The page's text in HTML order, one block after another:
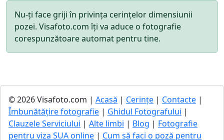
Nu-ți face griji în privința cerințelor dimensiunii
pozei. Visafoto.com îți va aduce o fotografie
corespunzătoare automat pentru tine.
© 2026 Visafoto.com | Acasă | Cerințe | Contacte |
Îmbunătățire fotografie | Ghidul Fotografului |
Clauzele Serviciului | Alte limbi | Blog | Fotografie
pentru viza SUA online | Cum să faci o poză pentru